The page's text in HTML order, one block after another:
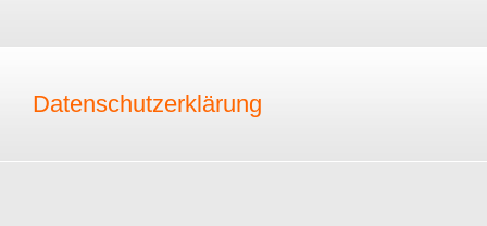
Datenschutzerklärung